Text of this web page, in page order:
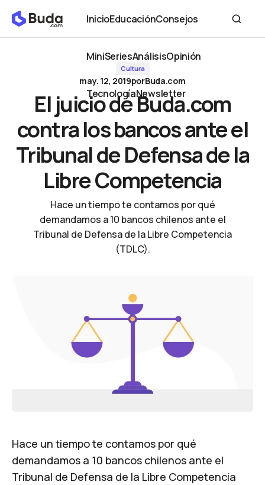
Inicio
Inicio
Educación
Educación
Consejos
Consejos
MiniSeries
MiniSeries
Análisis
Análisis
Opinión
Tecnología
Tecnología
Newsletter
Newsletter
El juicio de Buda.com contra los bancos ante el Tribunal de
Defensa de la Libre Competencia
Cultura
may. 12, 2019porBuda.com
El juicio de Buda.com
contra los bancos ante el
Tribunal de Defensa de la
Libre Competencia
Hace un tiempo te contamos por qué
demandamos a 10 bancos chilenos ante el
Tribunal de Defensa de la Libre Competencia
(TDLC).
Hace un tiempo te contamos por qué
demandamos a 10 bancos chilenos ante el
Tribunal de Defensa de la Libre Competencia